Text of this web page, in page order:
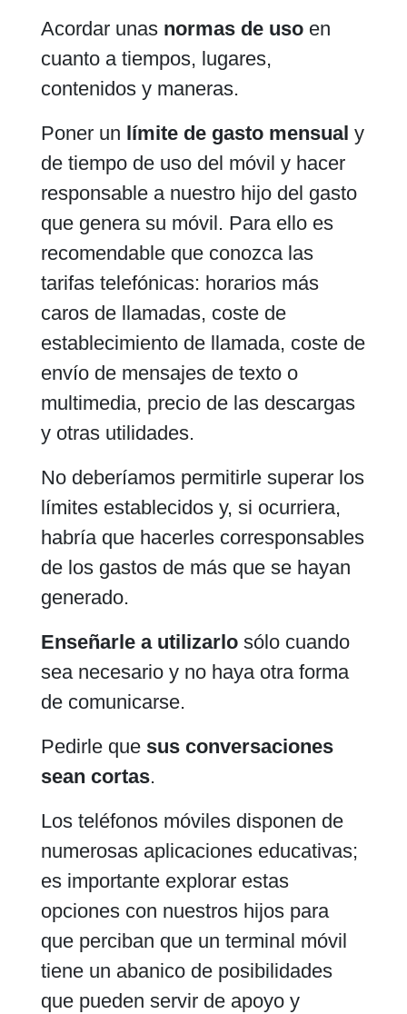
Acordar unas normas de usoen
cuanto a tiempos, lugares,
contenidos y maneras.
Poner un límite de gasto mensual y
de tiempo de uso del móvil y hacer
responsable a nuestro hijo del gasto
que genera su móvil. Para ello es
recomendable que conozca las
tarifas telefónicas: horarios más
caros de llamadas, coste de
establecimiento de llamada, coste de
envío de mensajes de texto o
multimedia, precio de las descargas
y otras utilidades.
No deberíamos permitirle superar los
límites establecidos y, si ocurriera,
habría que hacerles corresponsables
de los gastos de más que se hayan
generado.
Enseñarle a utilizarlosólo cuando
sea necesario y no haya otra forma
de comunicarse.
Pedirle que sus conversaciones
sean cortas.
Los teléfonos móviles disponen de
numerosas aplicaciones educativas;
es importante explorar estas
opciones con nuestros hijos para
que perciban que un terminal móvil
tiene un abanico de posibilidades
que pueden servir de apoyo y